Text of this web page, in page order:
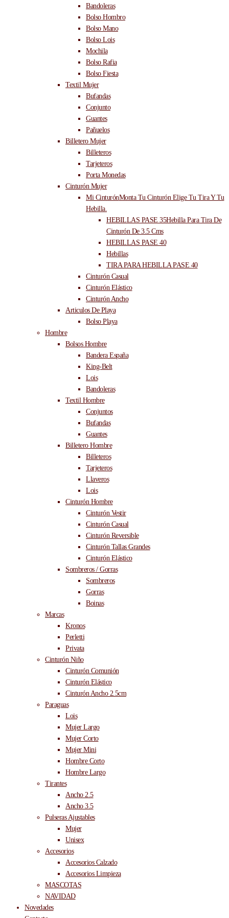
Bandoleras
Bolso Hombro
Bolso Mano
Bolso Lois
Mochila
Bolso Rafia
Bolso Fiesta
Textil Mujer
Bufandas
Conjunto
Guantes
Pañuelos
Billetero Mujer
Billeteros
Tarjeteros
Porta Monedas
Cinturón Mujer
Mi CinturónMonta Tu Cinturón Elige Tu Tira Y Tu
Hebilla.
HEBILLAS PASE 35Hebilla Para Tira De
Cinturón De 3.5 Cms
HEBILLAS PASE 40
Hebillas
TIRA PARA HEBILLA PASE 40
Cinturón Casual
Cinturón Elástico
Cinturón Ancho
Articulos De Playa
Bolso Playa
Hombre
Bolsos Hombre
Bandera España
King-Belt
Lois
Bandoleras
Textil Hombre
Conjuntos
Bufandas
Guantes
Billetero Hombre
Billeteros
Tarjeteros
Llaveros
Lois
Cinturón Hombre
Cinturón Vestir
Cinturón Casual
Cinturón Reversible
Cinturón Tallas Grandes
Cinturón Elástico
Sombreros / Gorras
Sombreros
Gorras
Boinas
Marcas
Kronos
Perletti
Privata
Cinturón Niño
Cinturón Comunión
Cinturón Elástico
Cinturón Ancho 2.5cm
Paraguas
Lois
Mujer Largo
Mujer Corto
Mujer Mini
Hombre Corto
Hombre Largo
Tirantes
Ancho 2.5
Ancho 3.5
Pulseras Ajustables
Mujer
Unisex
Accesorios
Accesorios Calzado
Accesorios Limpieza
MASCOTAS
NAVIDAD
Novedades